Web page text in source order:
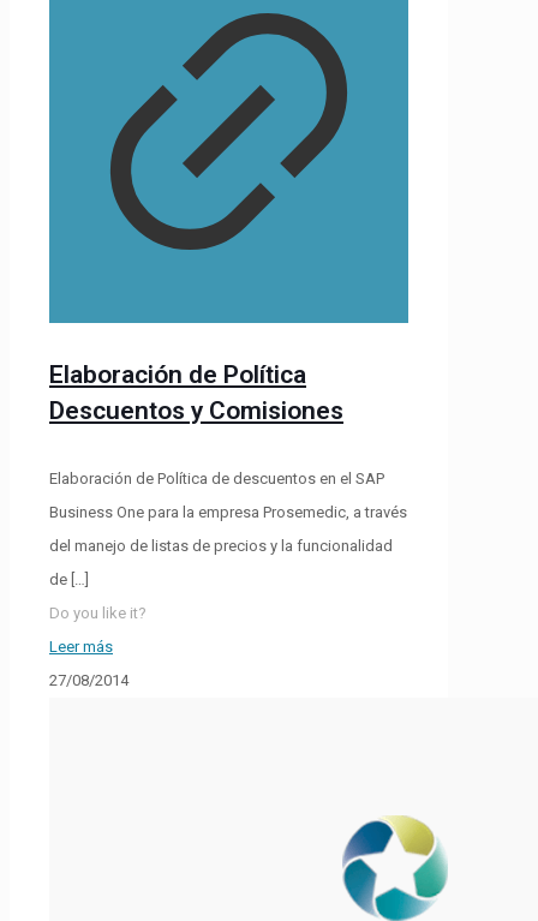
Elaboración de Política
Descuentos y Comisiones
Elaboración de Política de descuentos en el SAP
Business One para la empresa Prosemedic, a través
del manejo de listas de precios y la funcionalidad
de
Do you like it?
Leer más
27/08/2014